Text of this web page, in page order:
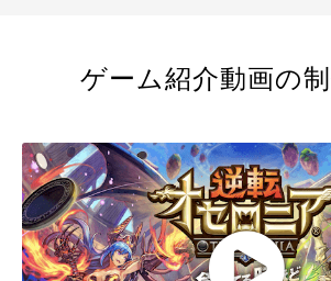
ゲーム紹介動画の